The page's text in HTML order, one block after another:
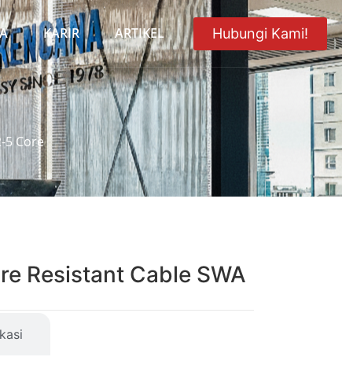
KARIR ARTIKEL Hubungi Kami!
5 Core
Resistant Cable SWA